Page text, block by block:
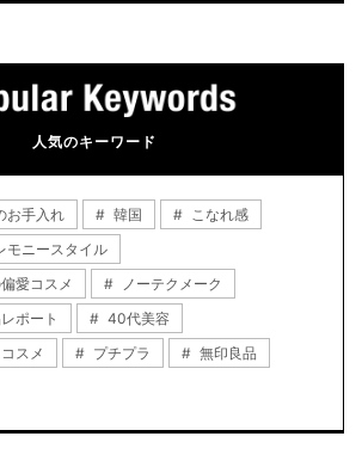
人気のキーワード
お手入れ 韓国
こなれ感
モニースタイル
愛コスメ
ノーテクメーク
ポート
40代美容
スメ
プチプラ
無印良品